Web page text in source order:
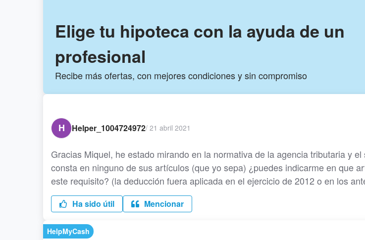
Elige tu hipoteca con la ayuda de un
profesional
Recibe más ofertas, con mejores condiciones y sin compromiso
H
Helper_1004724972/ 21 abril 2021
Gracias Miquel, he estado mirando en la normativa de la agencia tributaria y
consta en ninguno de sus artículos (que yo sepa) ¿puedes indicarme en que
este requisito? (la deducción fuera aplicada en el ejercicio de 2012 o en los
Ha sido útil Mencionar
HelpMyCash